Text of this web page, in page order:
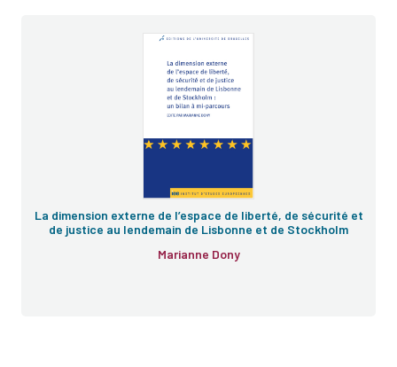
La dimension externe de l’espace de liberté, de sécurité et
de justice au lendemain de Lisbonne et de Stockholm
Marianne Dony